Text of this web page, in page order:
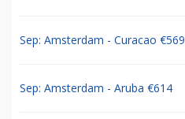
Sep: Amsterdam - Curacao €569
Sep: Amsterdam - Aruba €614